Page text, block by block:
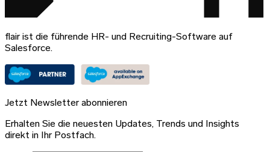
flair ist die führende HR- und Recruiting-Software auf
Salesforce.
Jetzt Newsletter abonnieren
Erhalten Sie die neuesten Updates, Trends und Insights
direkt in Ihr Postfach.